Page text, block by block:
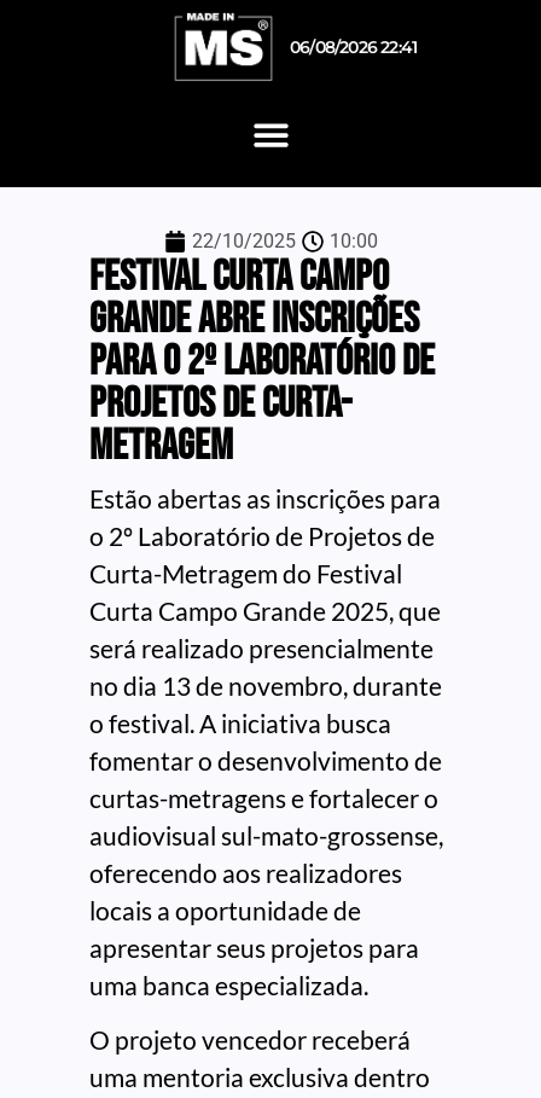
06/08/2026 22:41
22/10/2025 10:00
Festival Curta Campo
Grande abre inscrições
para o 2º Laboratório de
Projetos de Curta-
Metragem
Estão abertas as inscrições para
o 2º Laboratório de Projetos de
Curta-Metragem do Festival
Curta Campo Grande 2025, que
será realizado presencialmente
no dia 13 de novembro, durante
o festival. A iniciativa busca
fomentar o desenvolvimento de
curtas-metragens e fortalecer o
audiovisual sul-mato-grossense,
oferecendo aos realizadores
locais a oportunidade de
apresentar seus projetos para
uma banca especializada.
O projeto vencedor receberá
uma mentoria exclusiva dentro